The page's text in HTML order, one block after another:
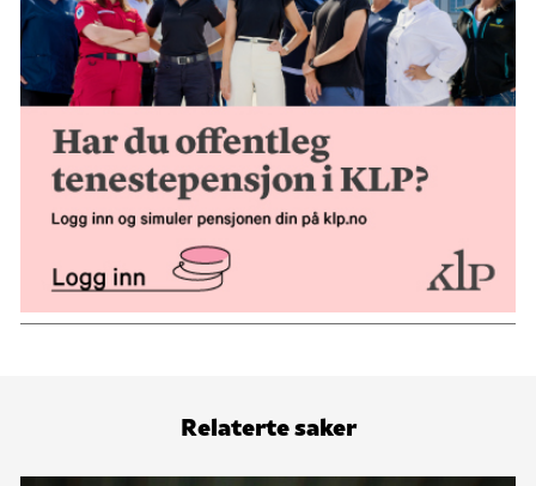
Relaterte saker